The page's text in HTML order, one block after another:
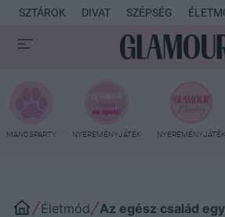
SZTÁROK DIVAT SZÉPSÉG
MANCSPARTY NYEREMÉNYJÁTÉK NYEREMÉNYJÁTÉK
Életmód Az egész család